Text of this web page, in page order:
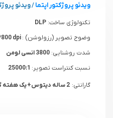
ویدئو پروژکتور اپتما/ویدئو
تکنولوژی ساخت: DLP
وضوح تصویر (رزولوشن) :
شدت روشنایی: 3800 انسی لومن
نسبت کنتراست تصویر:
گارانتی: 2 ساله دیتوس+ یک هفته گارانتی سلامت